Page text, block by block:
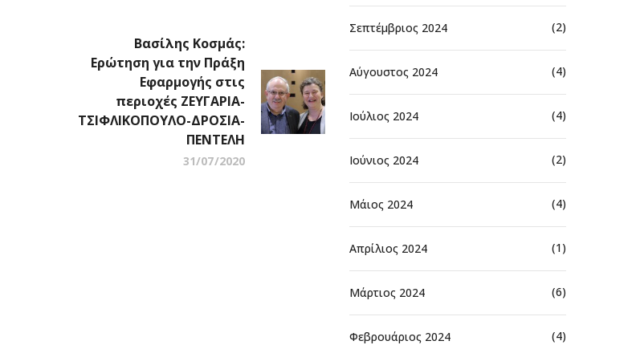
Βασίλης Κοσμάς:
Ερώτηση για την Πράξη
Εφαρμογής στις
περιοχές ΖΕΥΓΑΡΙΑ-
ΤΣΙΦΛΙΚΟΠΟΥΛΟ-ΔΡΟΣΙΑ-
ΠΕΝΤΕΛΗ
31/07/2020
Σεπτέμβριος 2024 (2)
Αύγουστος 2024 (4)
Ιούλιος 2024 (4)
Ιούνιος 2024 (2)
Μάιος 2024 (4)
Απρίλιος 2024 (1)
Μάρτιος 2024 (6)
Φεβρουάριος 2024 (4)